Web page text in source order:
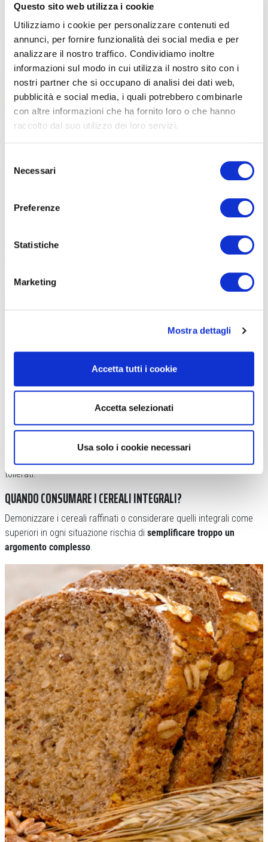
Questo sito web utilizza i cookie
Utilizziamo i cookie per personalizzare contenuti ed
annunci, per fornire funzionalità dei social media e per
analizzare il nostro traffico. Condividiamo inoltre
informazioni sul modo in cui utilizza il nostro sito con i
nostri partner che si occupano di analisi dei dati web,
pubblicità e social media, i quali potrebbero combinarle
con altre informazioni che ha fornito loro o che hanno
raccolto dal suo utilizzo dei loro servizi.
delNecessari
Preferenze
Statistiche
Marketing
Mostra dettagli
Accetta tutti i cookie
Accetta selezionati
Usa solo i cookie necessari
QUANDO MANGIARLI
Nel ciclismo, come nello sport in generale,l’alimentazione efficace
raramente è rigida. Uno dei momenti più delicati èil pre-
. Consumare una quantità elevata di fibre poco prima
di gonfiore o disturbi intestinali, soprattutto durante lavori intensi o
uscite lunghe. Se invecela colazione è consumata molte ore
tollerati.
QUANDO CONSUMARE I CEREALI INTEGRALI?
Demonizzare i cereali raffinati o considerare quelli integrali come
superiori in ogni situazione rischia di semplificare troppo un
argomento complesso.